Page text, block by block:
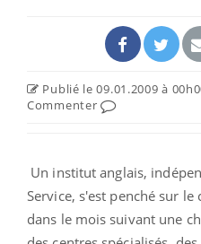
Publié le 09.01.2009 à
Commenter
Un institut anglais,
Service, s'est penché sur le
dans le mois suivant une